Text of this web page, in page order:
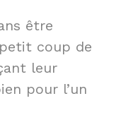
être
coup de
leur
pour l’un